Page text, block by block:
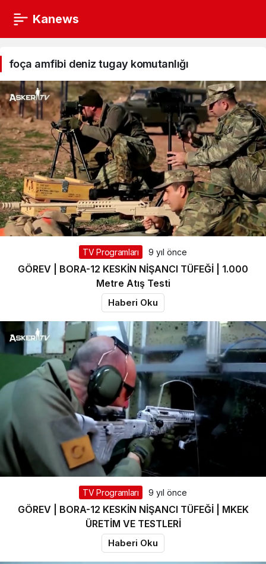
Kanews
foça
amfibi
deniz
tugay
komutanlığı
Haberleri
foça amfibi deniz tugay komutanlığı
TV Programları 9 yıl önce
GÖREV | BORA-12 KESKİN NİŞANCI TÜFEĞİ | 1.000
Metre Atış Testi
Haberi Oku
TV Programları 9 yıl önce
GÖREV | BORA-12 KESKİN NİŞANCI TÜFEĞİ | MKEK
ÜRETİM VE TESTLERİ
Haberi Oku